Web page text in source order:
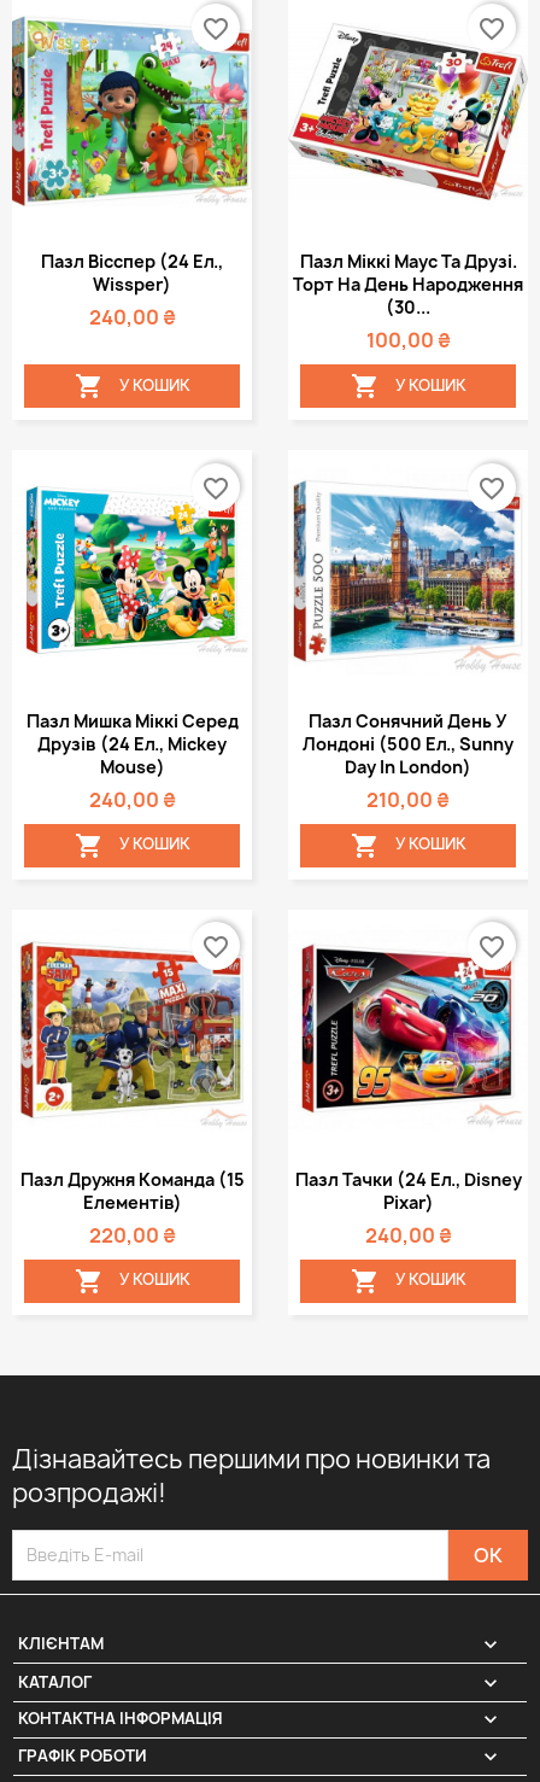
Пазл Вісспер (24 Ел.,
Wissper)
240,00 ₴
 У КОШИК
favorite_border
Пазл Міккі Маус Та Друзі.
Торт На День Народження
(30...
100,00 ₴
 У КОШИК
favorite_border
Пазл Мишка Міккі Серед
Друзів (24 Ел., Mickey
Mouse)
240,00 ₴
 У КОШИК
favorite_border
Пазл Сонячний День У
Лондоні (500 Ел., Sunny
Day In London)
210,00 ₴
 У КОШИК
favorite_border
Пазл Дружня Команда (15
Елементів)
220,00 ₴
 У КОШИК
favorite_border
Пазл Тачки (24 Ел., Disney
Pixar)
240,00 ₴
 У КОШИК
favorite_border
Дізнавайтесь першими про новинки та
розпродажі!
КЛІЄНТАМ 
КАТАЛОГ 
КОНТАКТНА ІНФОРМАЦІЯ keyboard_arrow_down
ГРАФІК РОБОТИ keyboard_arrow_down